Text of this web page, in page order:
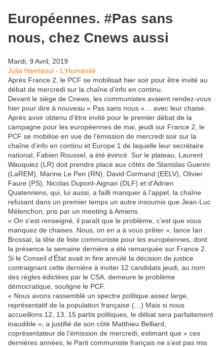
Européennes. #Pas sans
nous, chez Cnews aussi
Mardi, 9 Avril, 2019
Julia Hamlaoui - L'Humanité
Après France 2, le PCF se mobilisait hier soir pour être invité au
débat de mercredi sur la chaîne d’info en continu.
Devant le siège de Cnews, les communistes avaient rendez-vous
hier pour dire à nouveau « Pas sans nous »… avec leur chaise.
Après avoir obtenu d’être invité pour le premier débat de la
campagne pour les européennes de mai, jeudi sur France 2, le
PCF se mobilise en vue de l’émission de mercredi soir sur la
chaîne d’info en continu et Europe 1 de laquelle leur secrétaire
national, Fabien Roussel, a été évincé. Sur le plateau, Laurent
Wauquiez (LR) doit prendre place aux côtés de Stanislas Guerini
(LaREM), Marine Le Pen (RN), David Cormand (EELV), Olivier
Faure (PS), Nicolas Dupont-Aignan (DLF) et d’Adrien
Quatennens, qui, lui aussi, a failli manquer à l’appel, la chaîne
refusant dans un premier temps un autre insoumis que Jean-Luc
Mélenchon, pris par un meeting à Amiens.
« On s’est renseigné, il paraît que le problème, c’est que vous
manquez de chaises. Nous, on en a à vous prêter », lance Ian
Brossat, la tête de liste communiste pour les européennes, dont
la présence la semaine dernière a été remarquée sur France 2.
Si le Conseil d’État avait in fine annulé la décision de justice
contraignant cette dernière à inviter 12 candidats jeudi, au nom
des règles édictées par le CSA, demeure le problème
démocratique, souligne le PCF.
« Nous avons rassemblé un spectre politique assez large,
représentatif de la population française (…) Mais si nous
accueillons 12, 13, 15 partis politiques, le débat sera parfaitement
inaudible », a justifié de son côté Matthieu Belliard,
coprésentateur de l’émission de mercredi, estimant que « ces
dernières années, le Parti communiste français ne s’est pas mis